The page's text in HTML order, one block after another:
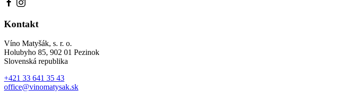
Tawny
ročné
Kontakt
Víno Matyšák, s. r. o.
Holubyho 85, 902 01 Pezinok
Slovenská republika
+421 33 641 35 43
office@vinomatysak.sk